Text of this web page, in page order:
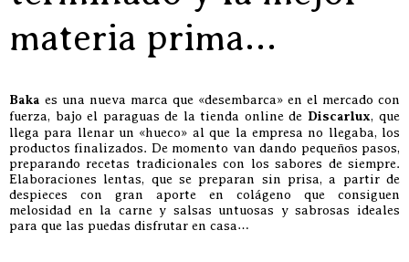
materia prima…
Baka es una nueva marca que «desembarca» en el mercado con
fuerza, bajo el paraguas de la tienda online de Discarlux, que
llega para llenar un «hueco» al que la empresa no llegaba, los
productos finalizados. De momento van dando pequeños pasos,
preparando recetas tradicionales con los sabores de siempre.
Elaboraciones lentas, que se preparan sin prisa, a partir de
despieces con gran aporte en colágeno que consiguen
melosidad en la carne y salsas untuosas y sabrosas ideales
para que las puedas disfrutar en casa…